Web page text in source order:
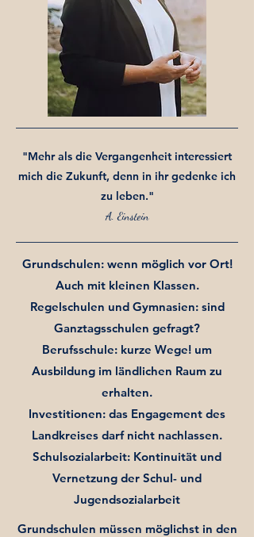
"Mehr als die Vergangenheit interessiert
mich die Zukunft, denn in ihr gedenke ich
zu leben."
A. Einstein
Grundschulen: wenn möglich vor Ort!
Auch mit kleinen Klassen.
Regelschulen und Gymnasien: sind
Ganztagsschulen gefragt?
Berufsschule: kurze Wege! um
Ausbildung im ländlichen Raum zu
erhalten.
Investitionen: das Engagement des
Landkreises darf nicht nachlassen.
Schulsozialarbeit: Kontinuität und
Vernetzung der Schul- und
Jugendsozialarbeit
Grundschulen müssen möglichst in den